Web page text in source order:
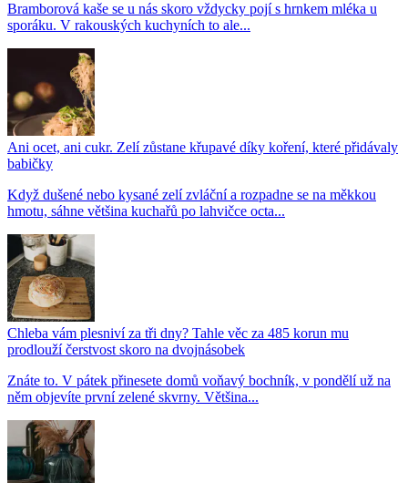
Bramborová kaše se u nás skoro vždycky pojí s hrnkem mléka u
sporáku. V rakouských kuchyních to ale...
Ani ocet, ani cukr. Zelí zůstane křupavé díky koření, které přidávaly
babičky
Když dušené nebo kysané zelí zvláční a rozpadne se na měkkou
hmotu, sáhne většina kuchařů po lahvičce octa...
Chleba vám plesniví za tři dny? Tahle věc za 485 korun mu
prodlouží čerstvost skoro na dvojnásobek
Znáte to. V pátek přinesete domů voňavý bochník, v pondělí už na
něm objevíte první zelené skvrny. Většina...